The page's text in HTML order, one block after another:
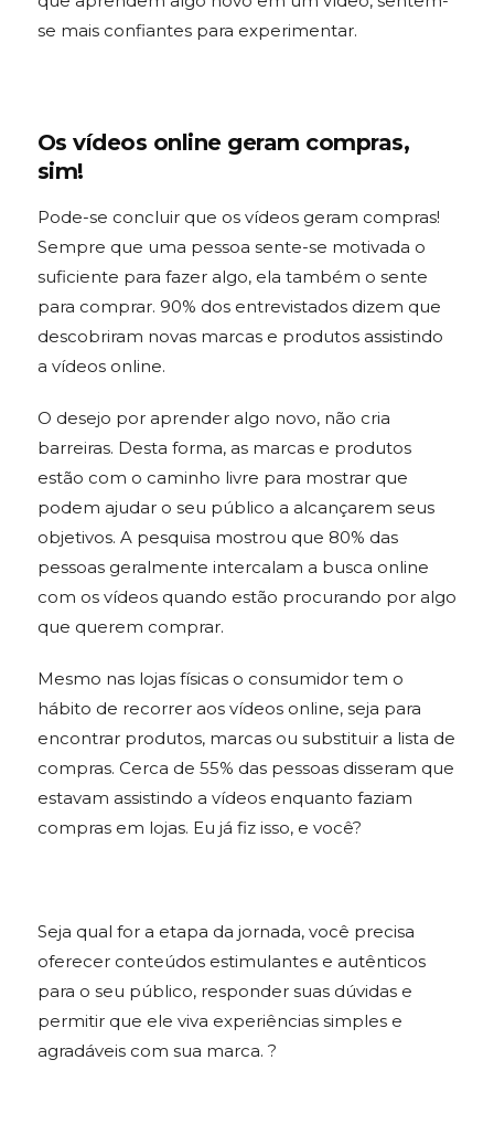
se mais confiantes para experimentar.
Os vídeos online geram compras,
sim!
Pode-se concluir que os vídeos geram compras!
Sempre que uma pessoa sente-se motivada o
suficiente para fazer algo, ela também o sente
para comprar. 90% dos entrevistados dizem que
descobriram novas marcas e produtos assistindo
a vídeos online.
O desejo por aprender algo novo, não cria
barreiras. Desta forma, as marcas e produtos
estão com o caminho livre para mostrar que
podem ajudar o seu público a alcançarem seus
objetivos. A pesquisa mostrou que 80% das
pessoas geralmente intercalam a busca online
com os vídeos quando estão procurando por algo
que querem comprar.
Mesmo nas lojas físicas o consumidor tem o
hábito de recorrer aos vídeos online, seja para
encontrar produtos, marcas ou substituir a lista de
compras. Cerca de 55% das pessoas disseram que
estavam assistindo a vídeos enquanto faziam
compras em lojas. Eu já fiz isso, e você?
Seja qual for a etapa da jornada, você precisa
oferecer conteúdos estimulantes e autênticos
para o seu público, responder suas dúvidas e
permitir que ele viva experiências simples e
agradáveis com sua marca. ?